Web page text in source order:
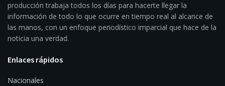
producción trabaja todos los días para hacerte llegar la
información de todo lo que ocurre en tiempo real al alcance de
las manos, con un enfoque periodístico imparcial que hace de la
noticia una verdad.
Enlaces rápidos
Nacionales